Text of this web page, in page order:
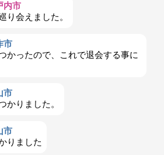
内市
り会えました。
市
かったので、これで退会する事に
市
かりました。
市
りました